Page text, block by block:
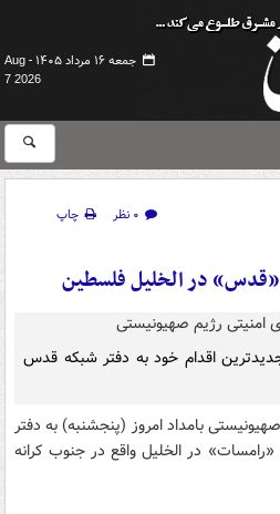
جمعه ۱۶ مرداد ۱۴۰۵ -
Aug
7 2026
۰ نظر
چاپ
در الخلیل فلسطین
اقدام خود به دفتر شبکه قدس
بامداد امروز (پنجشنبه) به دفتر
در الخلیل واقع در جنوب کرانه